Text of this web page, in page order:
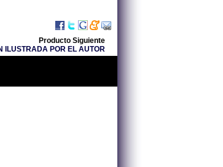
Producto Siguiente
ILUSTRADA POR EL AUTOR